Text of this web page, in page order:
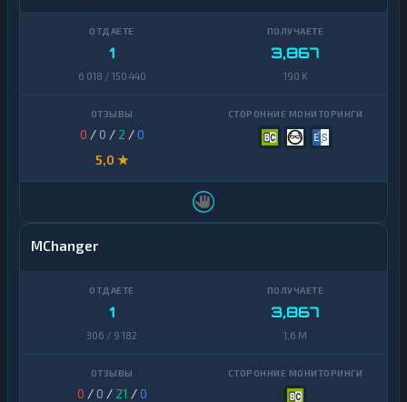
1
6 018 / 150 440
3,867
190 K
0 / 0 / 2 /0
5,0 ★
MChanger
1
306 / 9 182
3,867
1,6 M
0 / 0 / 21 /0